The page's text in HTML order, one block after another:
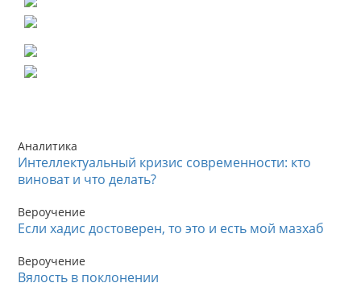
Аналитика
Интеллектуальный кризис современности: кто
виноват и что делать?
Вероучение
Если хадис достоверен, то это и есть мой мазхаб
Вероучение
Вялость в поклонении